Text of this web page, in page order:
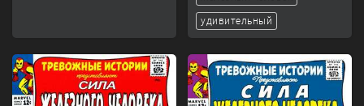
удивительный